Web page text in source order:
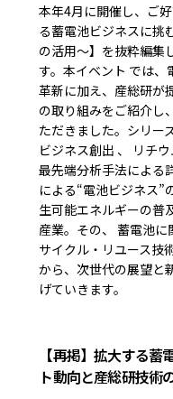
本年4月に開催し、ご
る蓄電池ビジネスに挑
の活用～】を抜粋編集
す。本イベント では
革新に加え、産総研が
の取り組みをご紹介し
ただきました。シリー
ビジネス創出 、 リチ
最先端分析手法による
による“電池ビジネス”
生可能エネルギーの普
産業。その、 蓄電池
サイクル・リユース技
から、次世代の展望と
げていきます。
【再掲】拡大する
ト動向と産総研技術